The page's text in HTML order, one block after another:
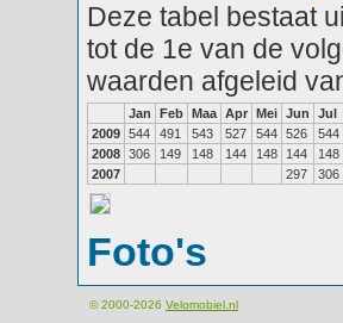
Deze tabel bestaat
tot de 1e van de
waarden afgeleid
Jan Feb Maa Apr Mei Jun Jul
2009 544 491 543 527 544 526 544
2008 306 149 148 144 148 144 148
2007
297 306
Foto's
© 2000-2026 Velomobiel.nl